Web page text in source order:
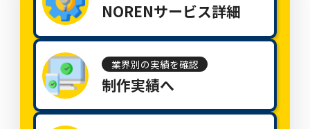
NORENサービス詳細
業界別の実績を確認
制作実績へ